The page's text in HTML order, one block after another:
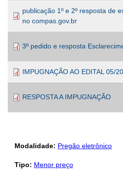
publicação 1º e 2º resposta de
no compas.gov.br
3º pedido e resposta
IMPUGNAÇÃO AO EDITAL 05/
RESPOSTA A IMPUGNAÇÃO
Modalidade: Pregão eletrônico
Tipo: Menor preço